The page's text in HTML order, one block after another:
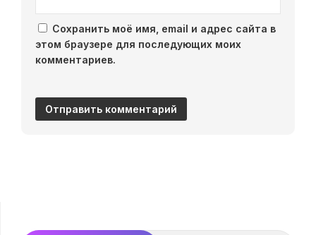
Сохранить моё имя, email и адрес сайта в
этом браузере для последующих моих
комментариев.